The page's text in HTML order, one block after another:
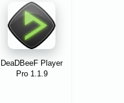
DeaDBeeF Player
Pro 1.1.9